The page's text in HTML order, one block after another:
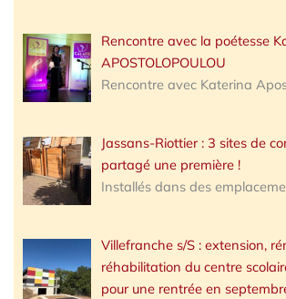
Rencontre avec la poétesse
APOSTOLOPOULOU
Rencontre avec Katerina
Jassans-Riottier : 3 sites de
partagé une première !
Installés dans des
Villefranche s/S : extension,
réhabilitation du centre
pour une rentrée en